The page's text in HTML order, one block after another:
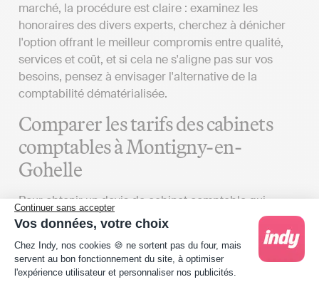
Continuer sans accepter
Vos données, votre choix
Plateforme de Gestion du Consentement :
Chez Indy, nos cookies 🍪 ne sortent pas du four, mais
servent au bon fonctionnement du site, à optimiser
l'expérience utilisateur et personnaliser nos publicités.
marché, la procédure est claire : examinez les
honoraires des divers experts, cherchez à dénicher
l'option offrant le meilleur compromis entre qualité,
services et coût, et si cela ne s'aligne pas sur vos
besoins, pensez à envisager l'alternative de la
comptabilité dématérialisée.
Comparer les tarifs des cabinets
comptables à Montigny-en-
Gohelle
Pour obtenir un devis de cabinet comptable qui
reflète la réalité du marché à Montigny-en-Gohelle,
plusieurs facteurs doivent être considérés :
Identifier vos exigences: Le coût des services